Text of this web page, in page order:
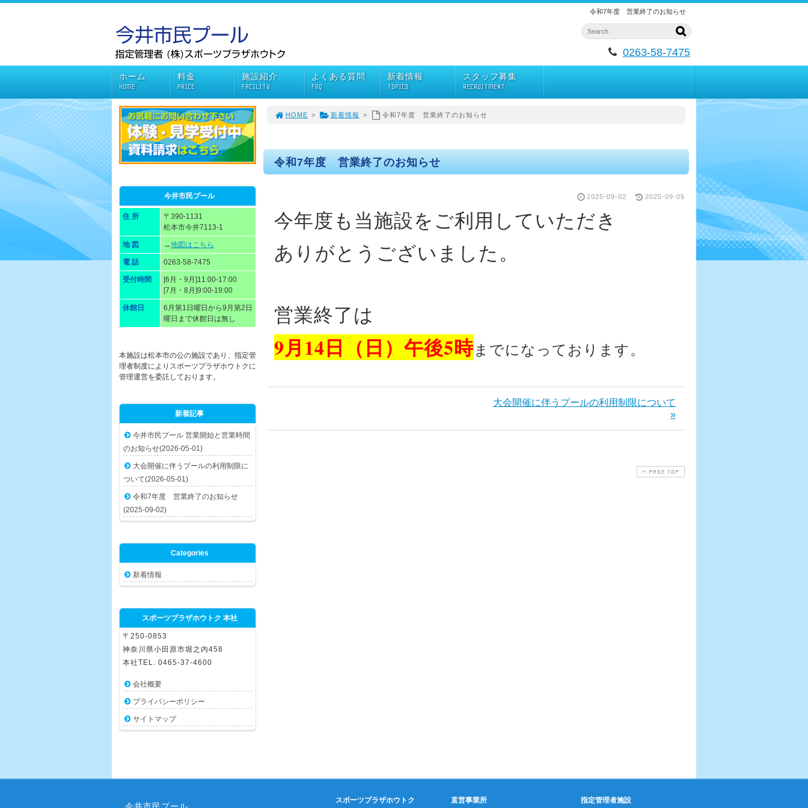
令和7年度 営業終了のお知らせ
0263-58-7475
ホーム
HOME
料金
PRICE
施設紹介
FACILITY
よくある質問
FAQ
新着情報
TOPICS
スタッフ募集
RECRUITMENT
HOME > 新着情報 > 令和7年度 営業終了のお知らせ
令和7年度 営業終了のお知らせ
2025-09-02 2025-09-05
今年度も当施設をご利用していただき
ありがとうございました。
営業終了は
9月14日（日）午後5時までになっております。
大会開催に伴うプールの利用制限について
»
PAGE TOP
今井市民プール
住 所
〒390-1131
松本市今井7113-1
地 図 →地図はこちら
電 話 0263-58-7475
受付時間
[6月・9月]11:00-17:00
[7月・8月]9:00-19:00
休館日
6月第1日曜日から9月第2日
曜日まで休館日は無し
本施設は松本市の公の施設であり、指定管
理者制度によりスポーツプラザホウトクに
管理運営を委託しております。
新着記事
今井市民プール 営業開始と営業時間
のお知らせ(2026-05-01)
大会開催に伴うプールの利用制限に
ついて(2026-05-01)
令和7年度 営業終了のお知らせ
(2025-09-02)
Categories
新着情報
スポーツプラザホウトク 本社
〒250-0853
神奈川県小田原市堀之内458
本社TEL. 0465-37-4600
会社概要
プライバシーポリシー
サイトマップ
スポーツプラザホウトク 直営事業所 指定管理者施設